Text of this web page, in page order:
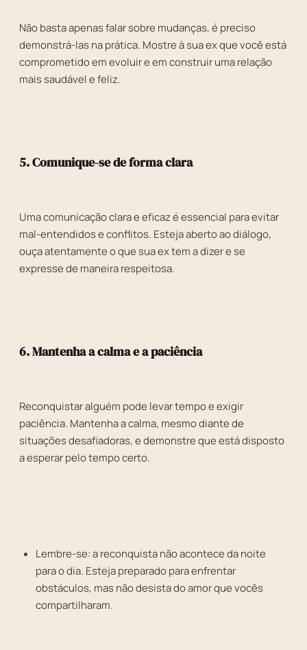
Não basta apenas falar sobre mudanças, é preciso
demonstrá-las na prática. Mostre à sua ex que você está
comprometido em evoluir e em construir uma relação
mais saudável e feliz.
5. Comunique-se de forma clara
Uma comunicação clara e eficaz é essencial para evitar
mal-entendidos e conflitos. Esteja aberto ao diálogo,
ouça atentamente o que sua ex tem a dizer e se
expresse de maneira respeitosa.
6. Mantenha a calma e a paciência
Reconquistar alguém pode levar tempo e exigir
paciência. Mantenha a calma, mesmo diante de
situações desafiadoras, e demonstre que está disposto
a esperar pelo tempo certo.
Lembre-se: a reconquista não acontece da noite
para o dia. Esteja preparado para enfrentar
obstáculos, mas não desista do amor que vocês
compartilharam.